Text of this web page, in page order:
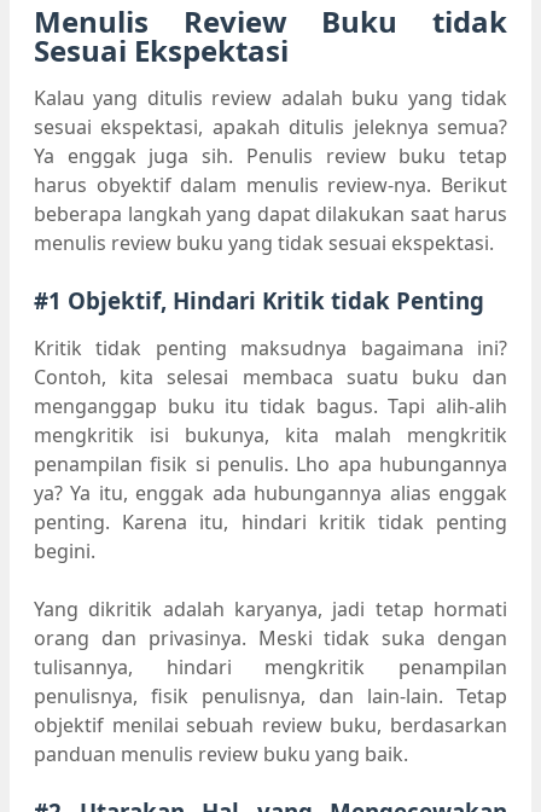
Menulis Review Buku tidak
Sesuai Ekspektasi
Kalau yang ditulis review adalah buku yang tidak
sesuai ekspektasi, apakah ditulis jeleknya semua?
Ya enggak juga sih. Penulis review buku tetap
harus obyektif dalam menulis review-nya. Berikut
beberapa langkah yang dapat dilakukan saat harus
menulis review buku yang tidak sesuai ekspektasi.
#1 Objektif, Hindari Kritik tidak Penting
Kritik tidak penting maksudnya bagaimana ini?
Contoh, kita selesai membaca suatu buku dan
menganggap buku itu tidak bagus. Tapi alih-alih
mengkritik isi bukunya, kita malah mengkritik
penampilan fisik si penulis. Lho apa hubungannya
ya? Ya itu, enggak ada hubungannya alias enggak
penting. Karena itu, hindari kritik tidak penting
begini.
Yang dikritik adalah karyanya, jadi tetap hormati
orang dan privasinya. Meski tidak suka dengan
tulisannya, hindari mengkritik penampilan
penulisnya, fisik penulisnya, dan lain-lain. Tetap
objektif menilai sebuah review buku, berdasarkan
panduan menulis review buku yang baik.